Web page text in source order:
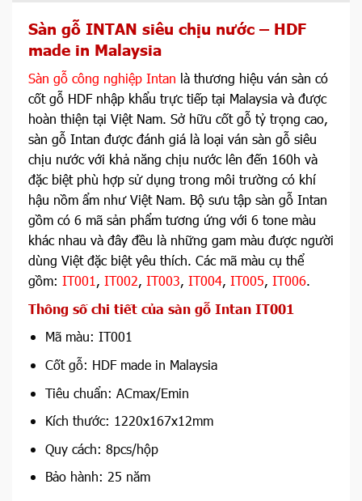
Sàn gỗ INTAN siêu chịu nước – HDF
made in Malaysia
Sàn gỗ công nghiệp Intan là thương hiệu ván sàn có
cốt gỗ HDF nhập khẩu trực tiếp tại Malaysia và được
hoàn thiện tại Việt Nam. Sở hữu cốt gỗ tỷ trọng cao,
sàn gỗ Intan được đánh giá là loại ván sàn gỗ siêu
chịu nước với khả năng chịu nước lên đến 160h và
đặc biệt phù hợp sử dụng trong môi trường có khí
hậu nồm ẩm như Việt Nam. Bộ sưu tập sàn gỗ Intan
gồm có 6 mã sản phẩm tương ứng với 6 tone màu
khác nhau và đây đều là những gam màu được người
dùng Việt đặc biệt yêu thích. Các mã màu cụ thể
gồm: IT001, IT002, IT003, IT004, IT005, IT006.
Thông số chi tiết của sàn gỗ Intan IT001
Mã màu: IT001
Cốt gỗ: HDF made in Malaysia
Tiêu chuẩn: ACmax/Emin
Kích thước: 1220x167x12mm
Quy cách: 8pcs/hộp
Bảo hành: 25 năm